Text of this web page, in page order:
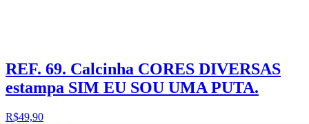
REF. 69. Calcinha CORES DIVERSAS
estampa SIM EU SOU UMA PUTA.
R$49,90